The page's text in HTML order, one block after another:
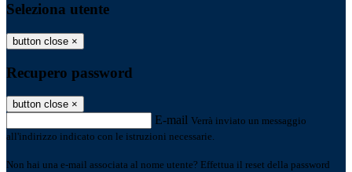
Seleziona utente
button close ×
Recupero password
button close ×
E-mail Verrà inviato un messaggio
all'indirizzo indicato con le istruzioni necessarie.
Non hai una e-mail associata al nome utente? Effettua il reset della password